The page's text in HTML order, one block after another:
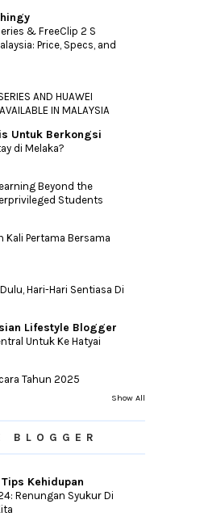
& FreeClip 2 S
Price, Specs, and
AND HUAWEI
IN MALAYSIA
Untuk Berkongsi
di Melaka?
Beyond the
Students
Kali Pertama Bersama
Hari-Hari Sentiasa Di
Lifestyle Blogger
Untuk Ke Hatyai
Tahun 2025
Show All
BLOGGER
Kehidupan
Renungan Syukur Di